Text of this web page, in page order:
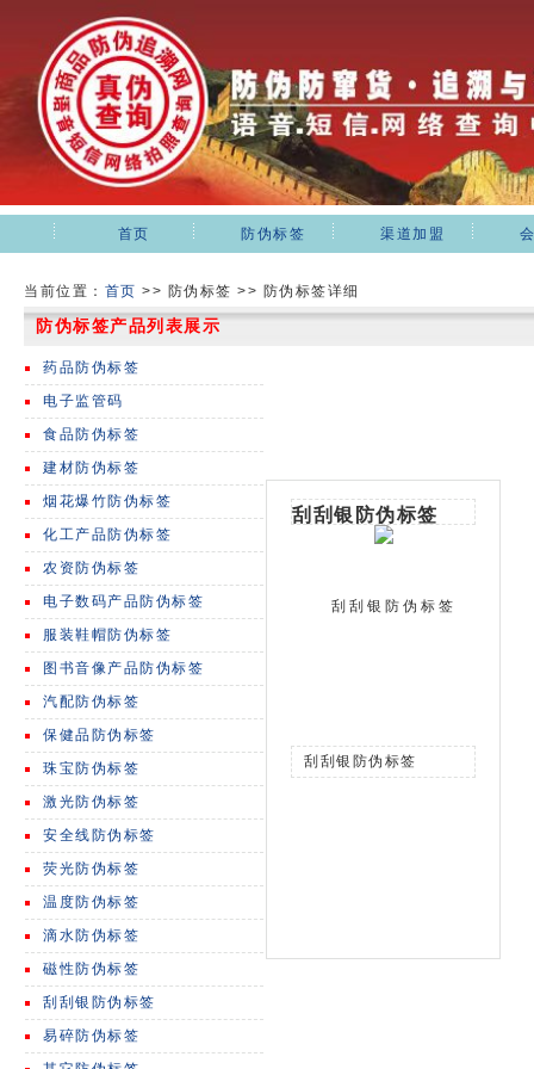
首页 防伪标签 渠道加盟
当前位置： 首页 >> 防伪标签 >> 防伪标签详细
防伪标签产品列表展示
药品防伪标签
电子监管码
食品防伪标签
建材防伪标签
烟花爆竹防伪标签
化工产品防伪标签
农资防伪标签
电子数码产品防伪标签
服装鞋帽防伪标签
图书音像产品防伪标签
汽配防伪标签
保健品防伪标签
珠宝防伪标签
激光防伪标签
安全线防伪标签
荧光防伪标签
温度防伪标签
滴水防伪标签
磁性防伪标签
刮刮银防伪标签
易碎防伪标签
刮刮银防伪标签
刮刮银防伪标签
刮刮银防伪标签